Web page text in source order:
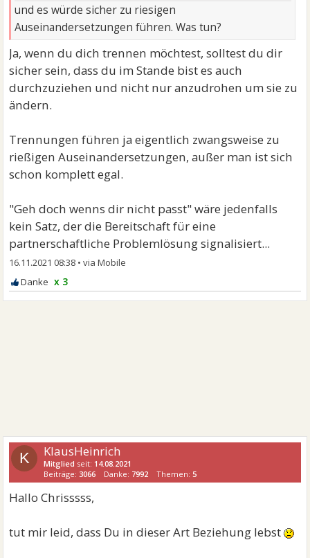
und es würde sicher zu riesigen
Auseinandersetzungen führen. Was tun?
Ja, wenn du dich trennen möchtest, solltest du dir
sicher sein, dass du im Stande bist es auch
durchzuziehen und nicht nur anzudrohen um sie zu
ändern.
Trennungen führen ja eigentlich zwangsweise zu
rießigen Auseinandersetzungen, außer man ist sich
schon komplett egal.
"Geh doch wenns dir nicht passt" wäre jedenfalls
kein Satz, der die Bereitschaft für eine
partnerschaftliche Problemlösung signalisiert...
16.11.2021 08:38 •
x 3
K KlausHeinrich
Mitglied seit: 14.08.2021
Beiträge:3066 Danke: 7992 Themen:5
Hallo Chrisssss,
tut mir leid, dass Du in dieser Art Beziehung lebst